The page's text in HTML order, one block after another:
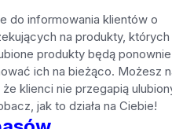
do informowania klientów o
na produkty, których
produkty będą ponownie
ich na bieżąco. Możesz
klienci nie przegapią
jak to działa na Ciebie!